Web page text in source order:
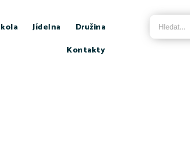
Jídelna
Družina
Kontakty